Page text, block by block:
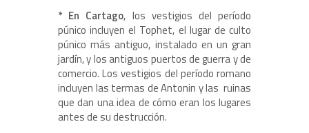
* En Cartago, los vestigios del período
púnico incluyen el Tophet, el lugar de culto
púnico más antiguo, instalado en un gran
jardín, y los antiguos puertos de guerra y de
comercio. Los vestigios del período romano
incluyen las termas de Antonin y las ruinas
que dan una idea de cómo eran los lugares
antes de su destrucción.